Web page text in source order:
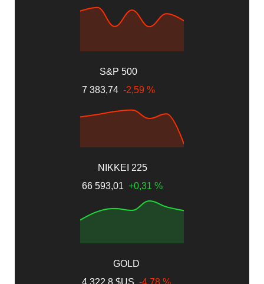
S&P 500
7 383,74 -2,59 %
NIKKEI 225
66 593,01 +0,31 %
GOLD